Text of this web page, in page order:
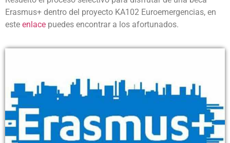
Erasmus+ dentro del proyecto KA102 Euroemergencias, en
este enlace puedes encontrar a los afortunados.